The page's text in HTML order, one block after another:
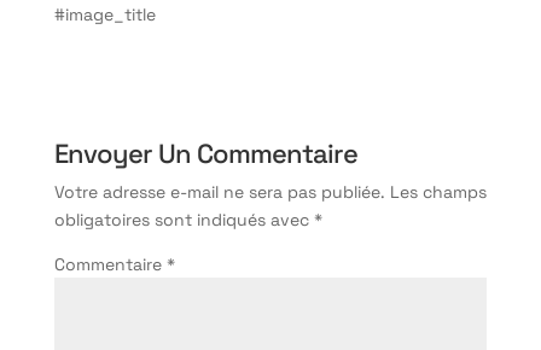
#image_title
Envoyer Un Commentaire
Votre adresse e-mail ne sera pas publiée. Les champs
obligatoires sont indiqués avec *
Commentaire *